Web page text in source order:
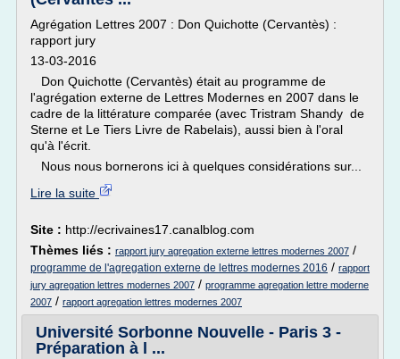
Agrégation Lettres 2007 : Don Quichotte (Cervantès) :
rapport jury
13-03-2016
Don Quichotte (Cervantès) était au programme de
l'agrégation externe de Lettres Modernes en 2007 dans le
cadre de la littérature comparée (avec Tristram Shandy de
Sterne et Le Tiers Livre de Rabelais), aussi bien à l'oral
qu'à l'écrit.
Nous nous bornerons ici à quelques considérations sur...
Lire la suite
Site : http://ecrivaines17.canalblog.com
Thèmes liés : rapport jury agregation externe lettres modernes 2007 /
programme de l'agregation externe de lettres modernes 2016 / rapport
jury agregation lettres modernes 2007 / programme agregation lettre moderne
2007 / rapport agregation lettres modernes 2007
Université Sorbonne Nouvelle - Paris 3 -
Préparation à l ...